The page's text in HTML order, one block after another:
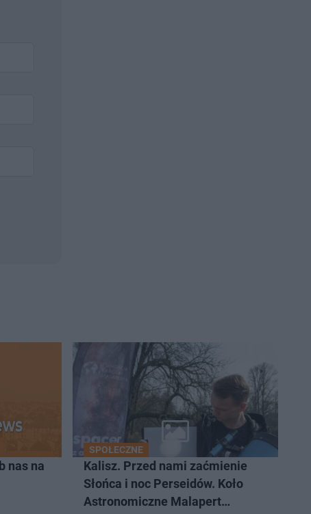
nas na
SPOŁECZNE
Kalisz. Przed nami zaćmienie
Słońca i noc Perseidów. Koło
Astronomiczne Malapert